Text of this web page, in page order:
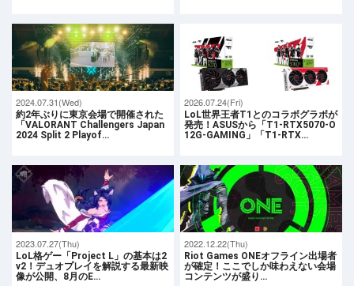
2024.07.31(Wed)
約2年ぶりに東京会場で開催された
「VALORANT Challengers Japan
2024 Split 2 Playof…
2026.07.24(Fri)
LoL世界王者T1とのコラボグラボが
発売！ASUSから「T1-RTX5070-O
12G-GAMING」「T1-RTX…
2023.07.27(Thu)
LoL格ゲー「Project L」の基本は2
v2！デュオプレイを解説する最新映
像が公開、8月のE…
2022.12.22(Thu)
Riot Games ONEオフライン出場者
が確定！ここでしか味わえない会場
コンテンツが盛り…